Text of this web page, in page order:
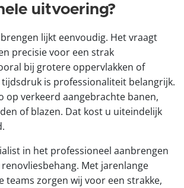
uitvoering?
lijkt eenvoudig. Het vraagt
precisie voor een strak
bij grotere oppervlakken of
is professionaliteit belangrijk.
op verkeerd aangebrachte banen,
of blazen. Dat kost u uiteindelijk
in het professioneel aanbrengen
Met jarenlange
teams zorgen wij voor een strakke,